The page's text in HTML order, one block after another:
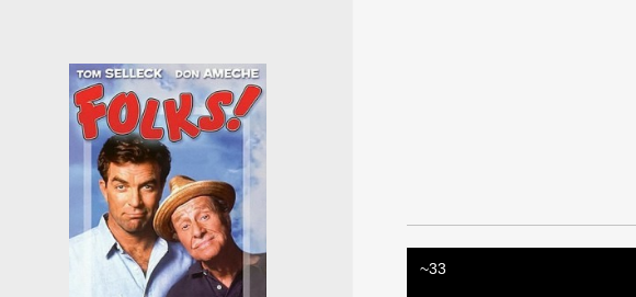
города, но и создают основу
для их дальнейшего развития,
— в материале «Газеты.Ru».
9 августа 2026г.
09:38:09
С начала года в
Подмосковье установили
около 3 тыс. мусорных
баков